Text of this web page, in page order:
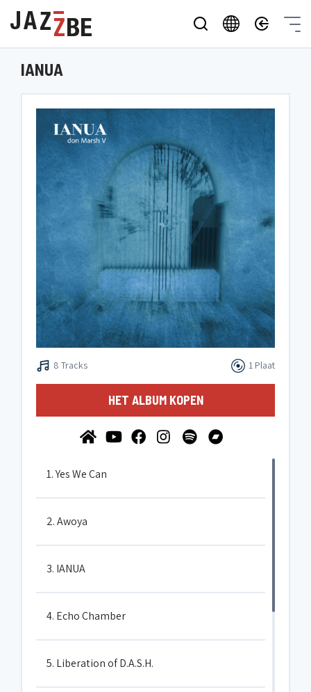
IANUA
8 Tracks 1 Plaat
HET ALBUM KOPEN
1. Yes We Can
2. Awoya
3. IANUA
4. Echo Chamber
5. Liberation of D.A.S.H.